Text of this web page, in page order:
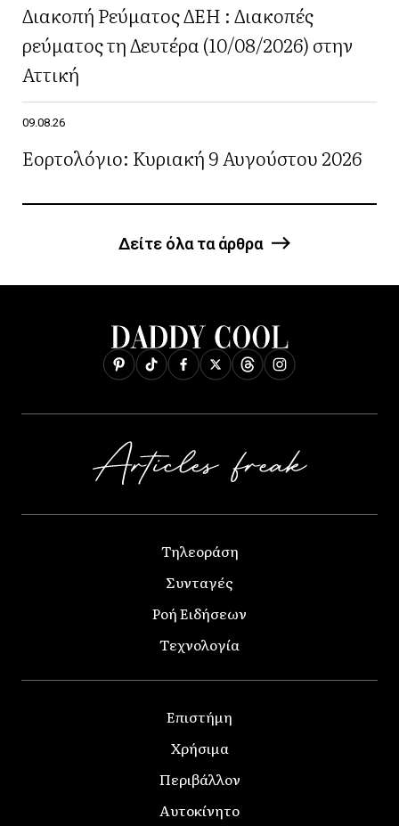
Διακοπή Ρεύματος ΔΕΗ : Διακοπές
ρεύματος τη Δευτέρα (10/08/2026) στην
Αττική
09.08.26
Εορτολόγιο: Κυριακή 9 Αυγούστου 2026
Δείτε όλα τα άρθρα
Τηλεοράση
Συνταγές
Ροή Ειδήσεων
Τεχνολογία
Επιστήμη
Χρήσιμα
Περιβάλλον
Αυτοκίνητο